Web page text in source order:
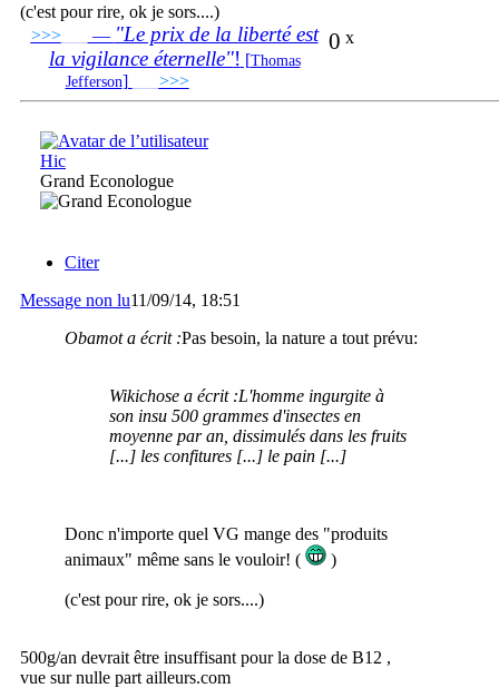
(c'est pour rire, ok je sors....)
0 x
>>>___ — "Le prix de la liberté est
la vigilance éternelle"! [Thomas
Jefferson] >>>______________________________
Hic
Grand Econologue
Citer
Message non lu11/09/14, 18:51
Obamot a écrit :Pas besoin, la nature a tout prévu:
Wikichose a écrit :L'homme ingurgite à
son insu 500 grammes d'insectes en
moyenne par an, dissimulés dans les fruits
[...] les confitures [...] le pain [...]
Donc n'importe quel VG mange des "produits
animaux" même sans le vouloir! (
)
(c'est pour rire, ok je sors....)
500g/an devrait être insuffisant pour la dose de B12 ,
vue sur nulle part ailleurs.com